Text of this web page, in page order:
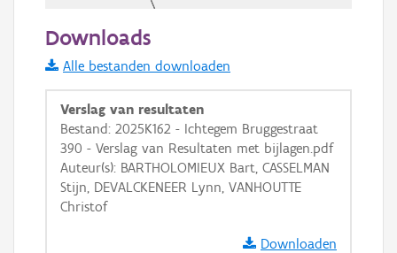
Informatie Vlaanderen
i
+ −
Downloads
Alle bestanden downloaden
Verslag van resultaten
Bestand: 2025K162 - Ichtegem Bruggestraat
390 - Verslag van Resultaten met bijlagen.pdf
Auteur(s): BARTHOLOMIEUX Bart, CASSELMAN
Stijn, DEVALCKENEER Lynn, VANHOUTTE
Christof
Downloaden